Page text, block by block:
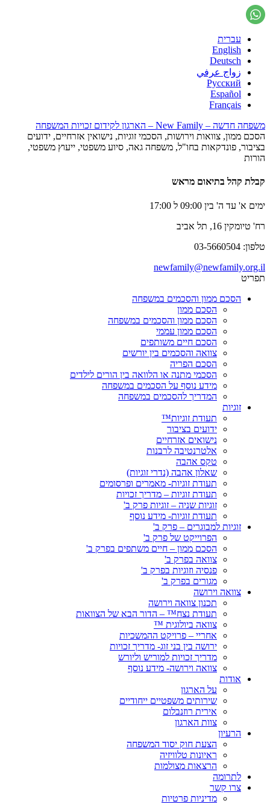
עברית
English
Deutsch
زواج عرفي
Русский
Español
Français
משפחה חדשה – New Family – הארגון לקידום זכויות המשפחה
הסכם ממון, צוואות וירושות, הסכמי זוגיות, נישואין אזרחיים, ידועים
בציבור, פונדקאות בחו"ל, משפחה גאה, סיוע משפטי, ייעוץ משפטי,
הורות
קבלת קהל בתיאום מראש
ימים א' עד ה' בין 09:00 ל 17:00
רח' טיומקין 16, תל אביב
טלפון: 03-5660504
newfamily@newfamily.org.il
תפריט
הסכם ממון והסכמים במשפחה
הסכם ממון
הסכם ממון והסכמים במשפחה
הסכם ממון עממי
הסכם חיים משותפים
צוואה והסכמים בין יורשים
הסכם הפריה
הסכמי מתנה או הלוואה בין הורים לילדים
מידע נוסף על הסכמים במשפחה
המדריך להסכמים במשפחה
זוגיות
תעודת זוגיות™
ידועים בציבור
נישואים אזרחיים
אלטרנטיבה לרבנות
טקס אהבה
שאלון אהבה (נדרי זוגיות)
תעודת זוגיות- מאמרים ופרסומים
תעודת זוגיות – מדריך זכויות
זוגיות שניה – זוגיות פרק ב'
תעודת זוגיות- מידע נוסף
זוגיות למבוגרים – פרק ב'
הפרוייקט של פרק ב'
הסכם ממון – חיים משתפים בפרק ב'
צוואה בפרק ב'
פנסיה וזוגיות בפרק ב'
מגורים בפרק ב'
צוואה וירושה
תכנון צוואה וירושה
תעודת נצח™ – הדור הבא של הצוואות
צוואה ביולוגית ™
אחריי – פרויקט ההמשכיות
ירושה בין בני זוג- מדריך זכויות
מדריך זכויות למוריש וליורש
צוואה וירושה- מידע נוסף
אודות
על הארגון
שירותים משפטיים ייחודיים
אירית רוזנבלום
צוות הארגון
הרעיון
הצעת חוק יסוד המשפחה
ראיונות טלוויזיה
הרצאות מצולמות
לתרומה
צרו קשר
מדיניות פרטיות